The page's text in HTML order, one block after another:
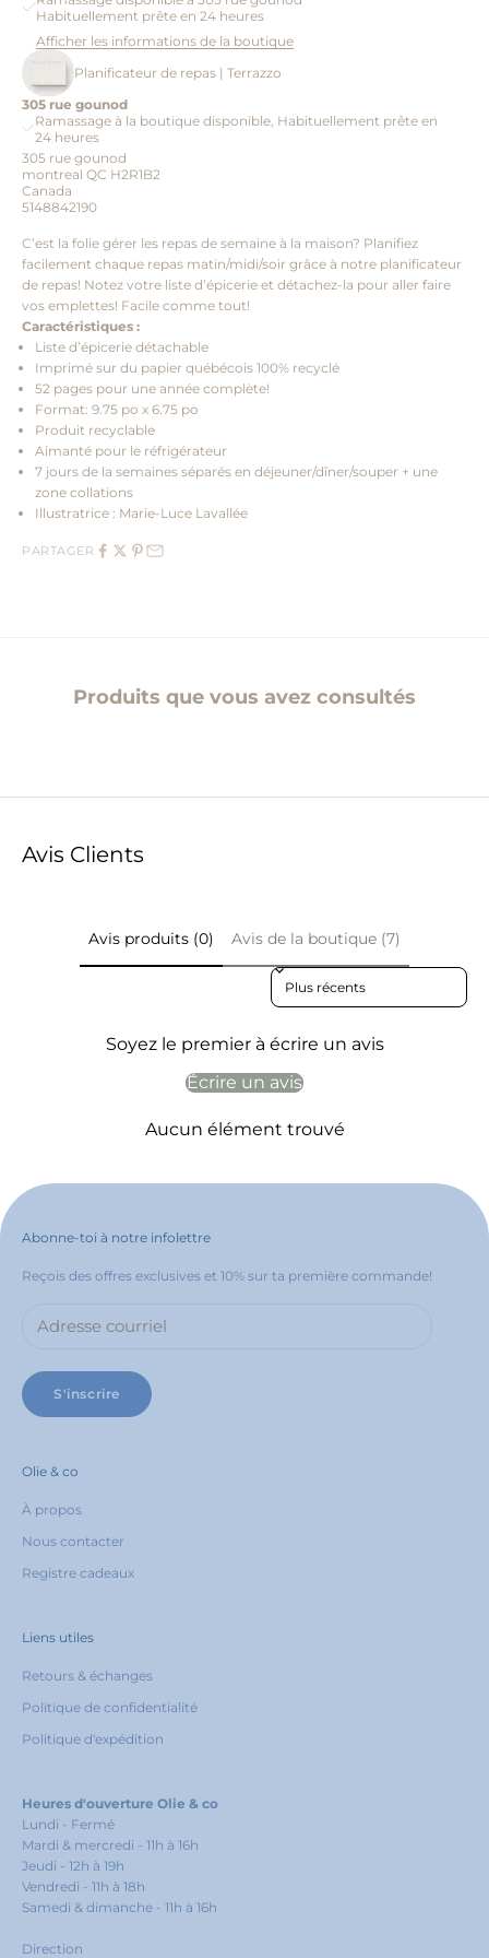
Habituellement prête en 24 heures
Afficher les informations de la boutique
Planificateur de repas | Terrazzo
305 rue gounod
Ramassage à la boutique disponible, Habituellement prête en
24 heures
305 rue gounod
montreal QC H2R1B2
Canada
5148842190
C’est la folie gérer les repas de semaine à la maison? Planifiez
facilement chaque repas matin/midi/soir grâce à notre planificateur
de repas! Notez votre liste d’épicerie et détachez-la pour aller faire
vos emplettes! Facile comme tout!
Caractéristiques :
Liste d’épicerie détachable
Imprimé sur du papier québécois 100% recyclé
52 pages pour une année complète!
Format: 9.75 po x 6.75 po
Produit recyclable
Aimanté pour le réfrigérateur
7 jours de la semaines séparés en déjeuner/dîner/souper + une
zone collations
Illustratrice : Marie-Luce Lavallée
PARTAGER
Produits que vous avez consultés
Avis Clients
Avis produits (0) Avis de la boutique (7)
Sort reviews by
Soyez le premier à écrire un avis
Écrire un avis
Aucun élément trouvé
Abonne-toi à notre infolettre
Reçois des offres exclusives et 10% sur ta première commande!
S'inscrire
Olie & co
À propos
Nous contacter
Registre cadeaux
Liens utiles
Retours & échanges
Politique de confidentialité
Politique d'expédition
Heures d'ouverture Olie & co
Lundi - Fermé
Mardi & mercredi - 11h à 16h
Jeudi - 12h à 19h
Vendredi - 11h à 18h
Samedi & dimanche - 11h à 16h
Direction